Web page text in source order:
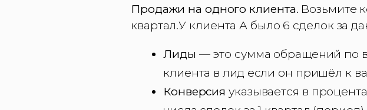
Продажи на одного клиента. Возьмите
квартал.У клиента А было 6 сделок за
Лиды — это сумма обращений по
клиента в лид если он пришёл к
Конверсия указывается в